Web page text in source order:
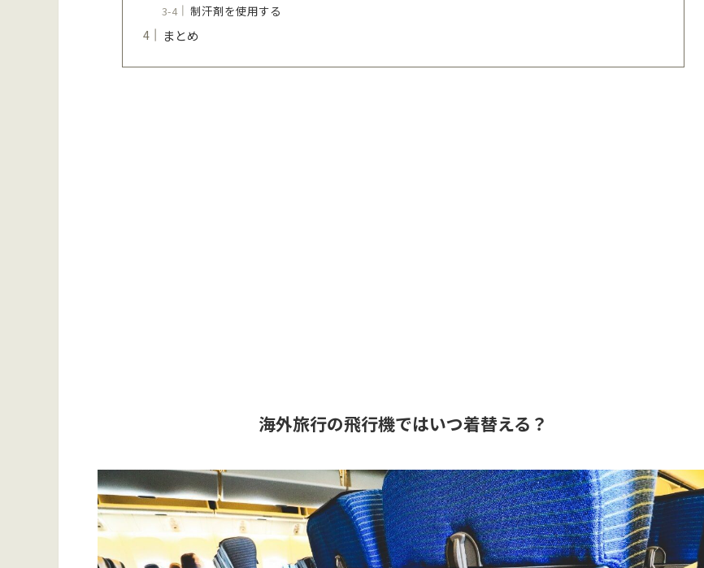
制汗剤を使用する
まとめ
海外旅行の飛行機ではいつ着替える？